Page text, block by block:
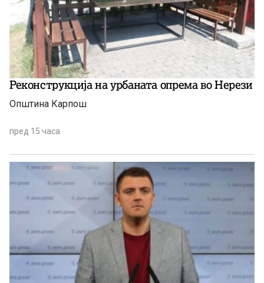
Реконструкција на урбаната опрема во Нерези
Општина Карпош
пред 15 часа